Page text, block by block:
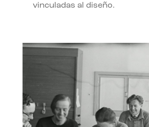
vinculadas al diseño.